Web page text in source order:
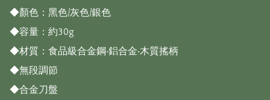
◆顏色：黑色/灰色/銀色
◆容量：約30g
◆材質：食品級合金鋼‧鋁合金‧木質搖柄
◆無段調節
◆合金刀盤